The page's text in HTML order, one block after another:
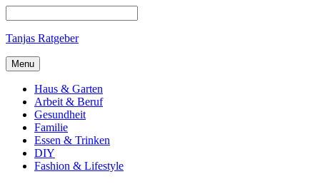
Tanjas Ratgeber
Menu
Haus & Garten
Arbeit & Beruf
Gesundheit
Familie
Essen & Trinken
DIY
Fashion & Lifestyle